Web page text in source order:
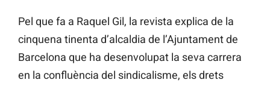
Pel que fa a Raquel Gil, la revista explica de la
cinquena tinenta d’alcaldia de l’Ajuntament de
Barcelona que ha desenvolupat la seva carrera
en la confluència del sindicalisme, els drets